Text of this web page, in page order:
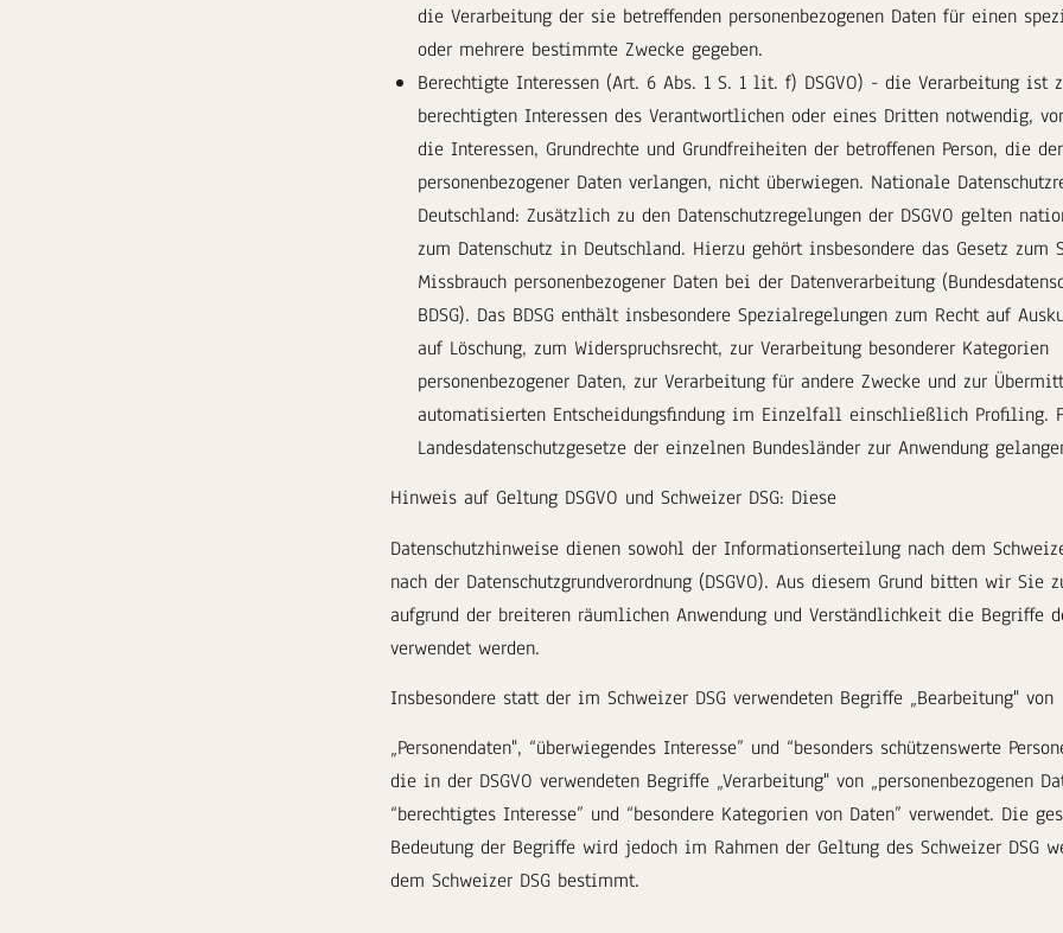
die Verarbeitung der sie betreffenden personenbezogenen Daten für einen
oder mehrere bestimmte Zwecke gegeben.
Berechtigte Interessen (Art. 6 Abs. 1 S. 1 lit. f) DSGVO) - die Verarbeitung ist
berechtigten Interessen des Verantwortlichen oder eines Dritten notwendig,
die Interessen, Grundrechte und Grundfreiheiten der betroffenen Person, die
personenbezogener Daten verlangen, nicht überwiegen. Nationale
Deutschland: Zusätzlich zu den Datenschutzregelungen der DSGVO gelten
zum Datenschutz in Deutschland. Hierzu gehört insbesondere das Gesetz zum
Missbrauch personenbezogener Daten bei der Datenverarbeitung
BDSG). Das BDSG enthält insbesondere Spezialregelungen zum Recht auf
auf Löschung, zum Widerspruchsrecht, zur Verarbeitung besonderer Kategorien
personenbezogener Daten, zur Verarbeitung für andere Zwecke und zur
automatisierten Entscheidungsfindung im Einzelfall einschließlich Profiling.
Landesdatenschutzgesetze der einzelnen Bundesländer zur Anwendung
Hinweis auf Geltung DSGVO und Schweizer DSG: Diese
Datenschutzhinweise dienen sowohl der Informationserteilung nach dem
nach der Datenschutzgrundverordnung (DSGVO). Aus diesem Grund bitten wir Sie
aufgrund der breiteren räumlichen Anwendung und Verständlichkeit die Begriffe
verwendet werden.
Insbesondere statt der im Schweizer DSG verwendeten Begriffe „Bearbeitung" von
„Personendaten", “überwiegendes Interesse” und “besonders schützenswerte
die in der DSGVO verwendeten Begriffe „Verarbeitung" von „personenbezogenen
“berechtigtes Interesse” und “besondere Kategorien von Daten” verwendet. Die
Bedeutung der Begriffe wird jedoch im Rahmen der Geltung des Schweizer DSG
dem Schweizer DSG bestimmt.